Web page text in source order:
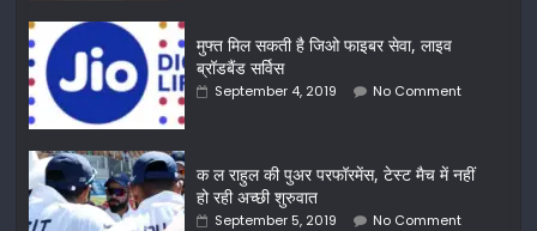
मुफ्त मिल सकती है जिओ फाइबर सेवा, लाइव
ब्रॉडबैंड सर्विस
September 4, 2019 No Comment
क ल राहुल की पुअर परफॉरमेंस, टेस्ट मैच में नहीं
हो रही अच्छी शुरुवात
September 5, 2019 No Comment